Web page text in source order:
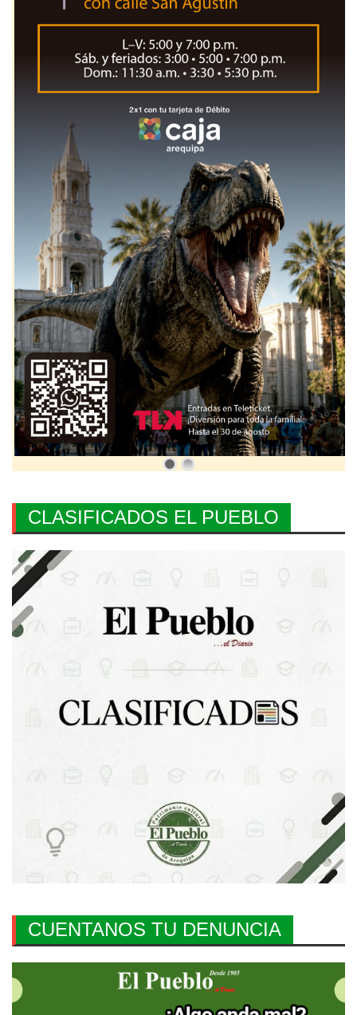
CLASIFICADOS EL PUEBLO
CUENTANOS TU DENUNCIA